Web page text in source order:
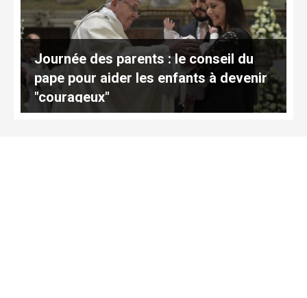
Journée des parents : le conseil du
pape pour aider les enfants à devenir
"courageux"